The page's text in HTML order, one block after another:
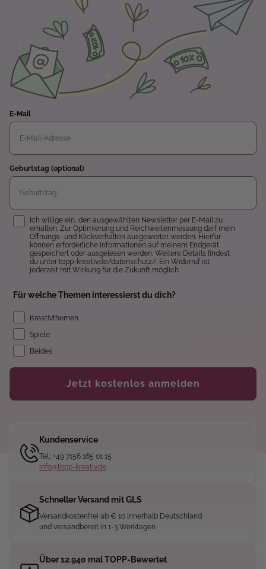
E-Mail
Geburtstag (optional)
Einwilligung
Ich willige ein, den ausgewählten Newsletter per E-Mail zu
erhalten. Zur Optimierung und Reichweitenmessung darf mein
Öffnungs- und Klickverhalten ausgewertet werden. Hierfür
können erforderliche Informationen auf meinem Endgerät
gespeichert oder ausgelesen werden. Weitere Details findest
du unter topp-kreativ.de/datenschutz/. Ein Widerruf ist
jederzeit mit Wirkung für die Zukunft möglich.
Für welche Themen interessierst du dich?
Kreativthemen
Spiele
Beides
Jetzt kostenlos anmelden
Kundenservice
Tel.: +49 7156 165 01 15
info@topp-kreativ.de
Schneller Versand mit GLS
Versandkostenfrei ab € 10 innerhalb Deutschland
und versandbereit in 1-3 Werktagen
Über 12.940 mal TOPP-Bewertet